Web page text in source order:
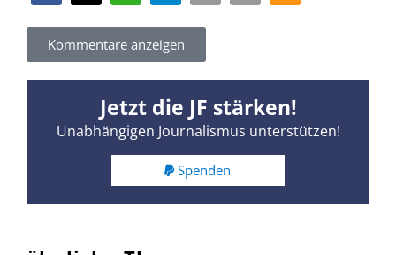
Kommentare anzeigen
Jetzt die JF stärken!
Unabhängigen Journalismus unterstützen!
Spenden